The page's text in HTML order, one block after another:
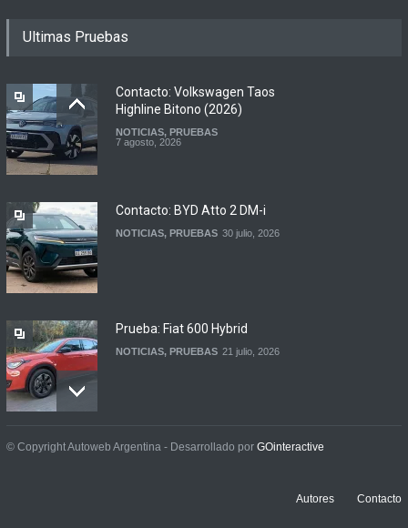
renovadas S2 y Skua 150 en
7 agosto, 2026
Argentina y Ecuador
Ultimas Pruebas
Contacto: Volkswagen Taos
Highline Bitono (2026)
NOTICIAS, PRUEBAS
7 agosto, 2026
Contacto: BYD Atto 2 DM-i
NOTICIAS, PRUEBAS 30 julio, 2026
Prueba: Fiat 600 Hybrid
NOTICIAS, PRUEBAS 21 julio, 2026
Prueba: BYD Song Pro GS
© Copyright Autoweb Argentina - Desarrollado por GOinteractive
Autores Contacto